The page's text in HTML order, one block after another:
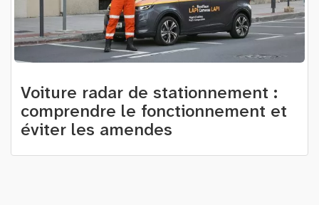
Voiture radar de stationnement :
comprendre le fonctionnement et
éviter les amendes